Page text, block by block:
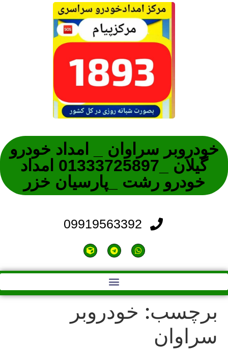
خودروبر سراوان _ امداد خودرو
گیلان _01333725897 امداد
خودرو رشت _پارسیان خزر
09919563392
برچسب: خودروبر
سراوان